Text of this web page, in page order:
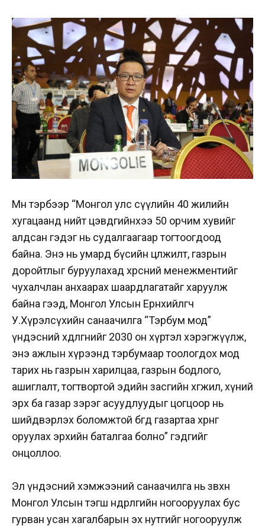
Мөн тэрбээр “Монгол улс сүүлийн 40 жилийн
хугацаанд нийт цэвдгийнхээ 50 орчим хувийг
алдсан гэдэг нь судалгаагаар тогтоогдоод
байна. Энэ нь умард бүсийн цөлжилт, газрын
доройтлыг буруулахад хөрсний менежментийг
чухалчлан анхаарах шаардлагатайг харуулж
байна гээд, Монгол Улсын Ерөнхийлөгч
У.Хүрэлсүхийн санаачилга “Тэрбум мод”
үндэсний хөдөлгөөнийг 2030 он хүртэл хэрэгжүүлж,
энэ ажлын хүрээнд тэрбумаар тоологдох мод
тарих нь газрын харилцаа, газрын бодлого,
ашиглалт, тогтвортой эдийн засгийн хөгжил, хүний
эрх ба газар зэрэг асуудлуудыг цогцоор нь
шийдвэрлэх боломжтой бөгөөд газартаа хөрөнгө
оруулах эрхийн баталгаа болно” гэдгийг
онцоллоо.
Эл үндэсний хэмжээний санаачилга нь зөвхөн
Монгол Улсын тэгш өндөрлөгийн ногооруулах бус
гурван усан хагалбарын эх нутгийг ногооруулж